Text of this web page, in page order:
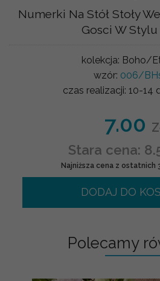
Numerki Na Stół Stoły
Gosci W
kolekcja: Boho/
wzór: 006/
czas realizacji: 10-14
7.00
Stara cena:
Najniższa cena z ostatnich
DODAJ DO
Polecamy